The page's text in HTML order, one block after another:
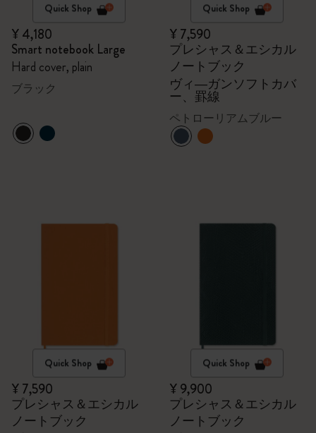
Quick Shop
¥ 4,180
Smart notebook Large
Hard cover, plain
ブラック
Quick Shop
¥ 7,590
プレシャス＆エシカル
ノートブック
ヴィ―ガンソフトカバ
ー、罫線
ペトローリアムブルー
Quick Shop
¥ 7,590
プレシャス＆エシカル
ノートブック
Quick Shop
¥ 9,900
プレシャス＆エシカル
ノートブック